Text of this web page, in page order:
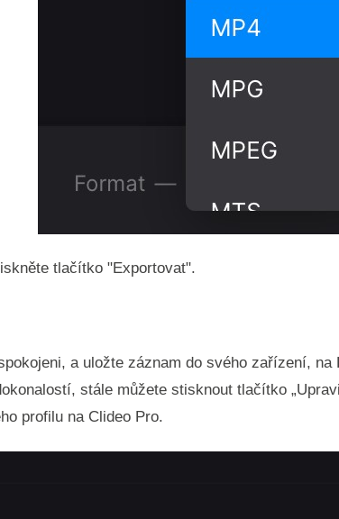
tlačítko "Exportovat".
a uložte záznam do svého zařízení, na
stále můžete stisknout tlačítko
profilu na Clideo Pro.